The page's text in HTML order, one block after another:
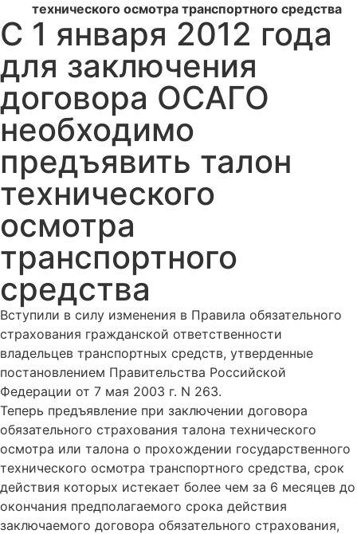
технического осмотра транспортного средства
С 1 января 2012 года
для заключения
договора ОСАГО
необходимо
предъявить талон
технического
осмотра
транспортного
средства
Вступили в силу изменения в Правила обязательного
страхования гражданской ответственности
владельцев транспортных средств, утверденные
постановлением Правительства Российской
Федерации от 7 мая 2003 г. N 263.
Теперь предъявление при заключении договора
обязательного страхования талона технического
осмотра или талона о прохождении государственного
технического осмотра транспортного средства, срок
действия которых истекает более чем за 6 месяцев до
окончания предполагаемого срока действия
заключаемого договора обязательного страхования,